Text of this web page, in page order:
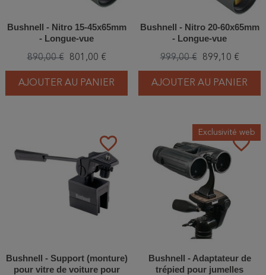
Bushnell - Nitro 15-45x65mm
- Longue-vue
890,00 € 801,00 €
AJOUTER AU PANIER
Bushnell - Nitro 20-60x65mm
- Longue-vue
999,00 € 899,10 €
AJOUTER AU PANIER
favorite_border
Bushnell - Support (monture)
pour vitre de voiture pour
favorite_border
Exclusivité web
Bushnell - Adaptateur de
trépied pour jumelles